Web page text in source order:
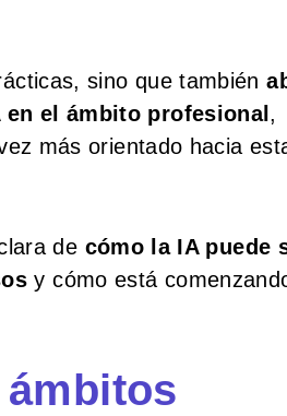
sino que también
el ámbito profesional ,
más orientado hacia
de cómo la IA puede
y cómo está